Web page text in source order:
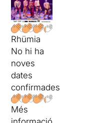
Rhümia
No hi ha
noves
dates
confirmades
Més